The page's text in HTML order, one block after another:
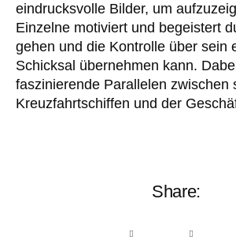
eindrucksvolle Bilder, um
Einzelne motiviert und begeistert
gehen und die Kontrolle über sein
Schicksal übernehmen kann.
faszinierende Parallelen zwischen
Kreuzfahrtschiffen und der
Share: